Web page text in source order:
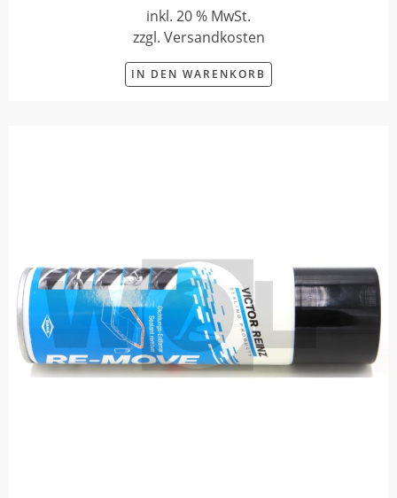
inkl. 20 % MwSt.
zzgl. Versandkosten
IN DEN WARENKORB